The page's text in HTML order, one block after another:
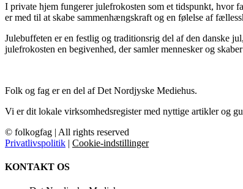
I private hjem fungerer julefrokosten som et tidspunkt, hvor
er med til at skabe sammenhængskraft og en følelse af
Julebuffeten er en festlig og traditionsrig del af den danske
julefrokosten en begivenhed, der samler mennesker og
Folk og fag er en del af Det Nordjyske Mediehus.
Vi er dit lokale virksomhedsregister med nyttige artikler og
© folkogfag | All rights reserved
Privatlivspolitik | Cookie-indstillinger
KONTAKT OS